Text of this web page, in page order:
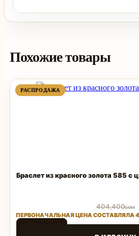
Похожие товары
РАСПРОДАЖА ПРОДАВАЕМЫЙ
ТОВАР
РАСПРОДАЖА ПРОДАВАЕМЫЙ
ТОВАР
Браслет из красного золота 585 с
404,400сом
ПЕРВОНАЧАЛЬНАЯ ЦЕНА СОСТАВЛЯЛА